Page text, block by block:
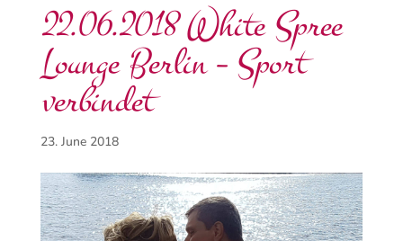
22.06.2018 White Spree
Lounge Berlin – Sport
verbindet
23. June 2018